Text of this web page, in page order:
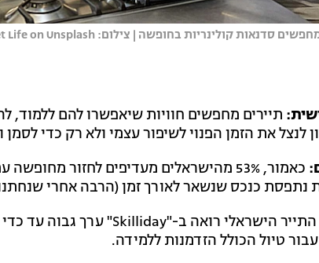
תיירים מחפשים חוויות שיאפשרו להם ללמוד,
לנצל את הזמן הפנוי לשיפור עצמי ולא רק כדי
כאמור, 53% מהישראלים מעדיפים לחזור
נתפסת כנכס שנשאר לאורך זמן (הרבה אחרי
טיול הכולל הזדמנות ללמידה.